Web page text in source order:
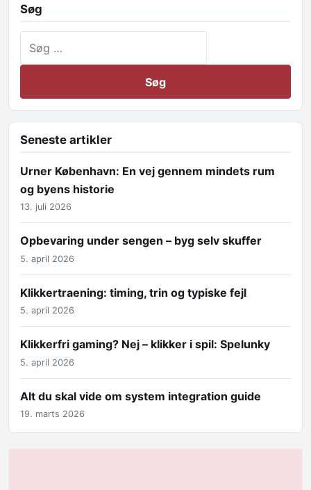
Søg
Seneste artikler
Urner København: En vej gennem mindets rum
og byens historie
13. juli 2026
Opbevaring under sengen – byg selv skuffer
5. april 2026
Klikkertraening: timing, trin og typiske fejl
5. april 2026
Klikkerfri gaming? Nej – klikker i spil: Spelunky
5. april 2026
Alt du skal vide om system integration guide
19. marts 2026